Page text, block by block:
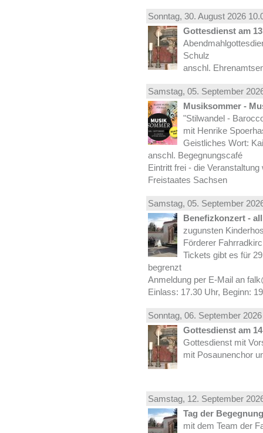
Sonntag, 30. August 2026
Gottesdienst am
Schulz
anschl.
Samstag, 05. September
Musiksommer -
"Stilwandel -
mit Henrike
Geistliches Wort:
anschl. Begegnungscafé
Eintritt frei - die
Freistaates Sachsen
Samstag, 05. September
Benefizkonzert -
zugunsten
Förderer
Tickets gibt es für
begrenzt
Anmeldung per E-Mail an
Einlass: 17.30 Uhr, Beginn:
Sonntag, 06. September
Gottesdienst am
Gottesdienst mit
mit Posaunenchor
Samstag, 12. September
Tag der
mit dem Team der